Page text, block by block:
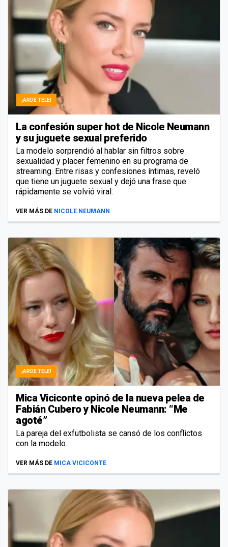
¡ARDE TELE!
La confesión super hot de Nicole Neumann
y su juguete sexual preferido
La modelo sorprendió al hablar sin filtros sobre
sexualidad y placer femenino en su programa de
streaming. Entre risas y confesiones íntimas, reveló
que tiene un juguete sexual y dejó una frase que
rápidamente se volvió viral.
VER MÁS DE NICOLE NEUMANN
¡ARDE TELE!
Mica Viciconte opinó de la nueva pelea de
Fabián Cubero y Nicole Neumann: “Me
agoté”
La pareja del exfutbolista se cansó de los conflictos
con la modelo.
VER MÁS DE MICA VICICONTE